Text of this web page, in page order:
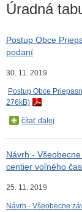
Úradná
Postup Obce
podaní
30. 11. 2019
Postup Obce
276kB)
čítať ďalej
Návrh -
centier voľného
25. 11. 2019
Návrh - Všeobecne